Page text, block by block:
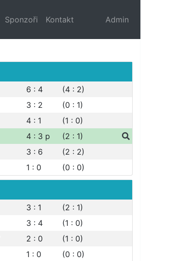
Sponzoři Kontakt Admin
6 : 4
(4 : 2)
3 : 2
(0 : 1)
4 : 1
(1 : 0)
4 : 3 p
(2 : 1)
3 : 6
(2 : 2)
1 : 0 (0 : 0)
3 : 1
(2 : 1)
3 : 4
(1 : 0)
2 : 0
(1 : 0)
1 : 0
(0 : 0)